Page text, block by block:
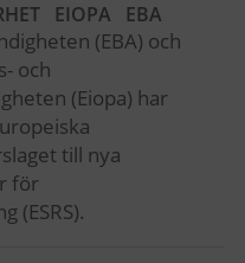
EIOPA EBA
(EBA) och
och
(Eiopa) har
till nya
för
(ESRS).